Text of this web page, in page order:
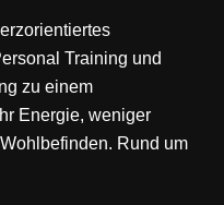
Training und
zu einem
Energie, weniger
Rund um